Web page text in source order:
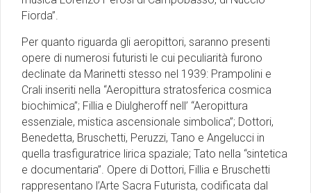
Fiorda”.
Per quanto riguarda gli aeropittori, saranno presenti
opere di numerosi futuristi le cui peculiarità furono
declinate da Marinetti stesso nel 1939: Prampolini e
Crali inseriti nella “Aeropittura stratosferica cosmica
biochimica”; Fillia e Diulgheroff nell’ “Aeropittura
essenziale, mistica ascensionale simbolica”; Dottori,
Benedetta, Bruschetti, Peruzzi, Tano e Angelucci in
quella trasfiguratrice lirica spaziale; Tato nella “sintetica
e documentaria”. Opere di Dottori, Fillia e Bruschetti
rappresentano l’Arte Sacra Futurista, codificata dal